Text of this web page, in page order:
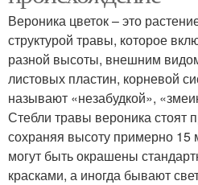
Вероника цветок – это
структурой травы, которое
разной высоты, внешним
листовых пластин, корневой
называют «незабудкой»,
Стебли травы вероника стоят
сохраняя высоту примерно
могут быть окрашены
красками, а иногда бывают